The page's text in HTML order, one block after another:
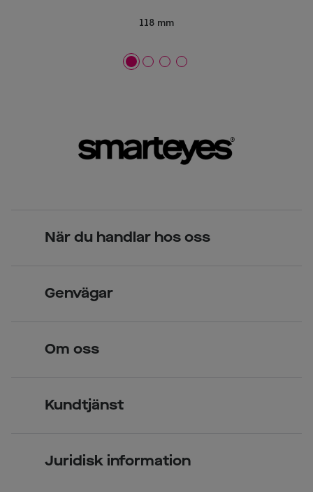
118 mm
När du handlar hos oss
Över 70 butiker
Genvägar
Kontaktlinser
Om oss
Kundtjänst
Juridisk information